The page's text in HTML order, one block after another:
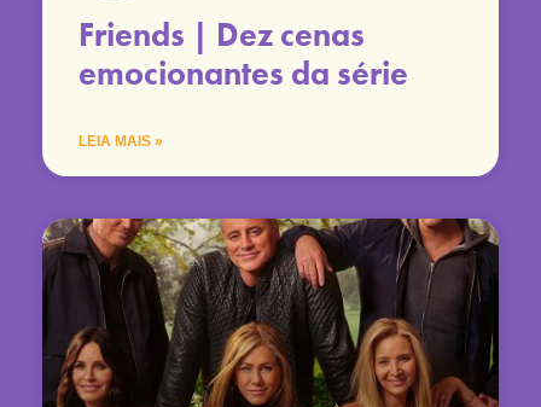
Friends | Dez cenas
emocionantes da série
LEIA MAIS »